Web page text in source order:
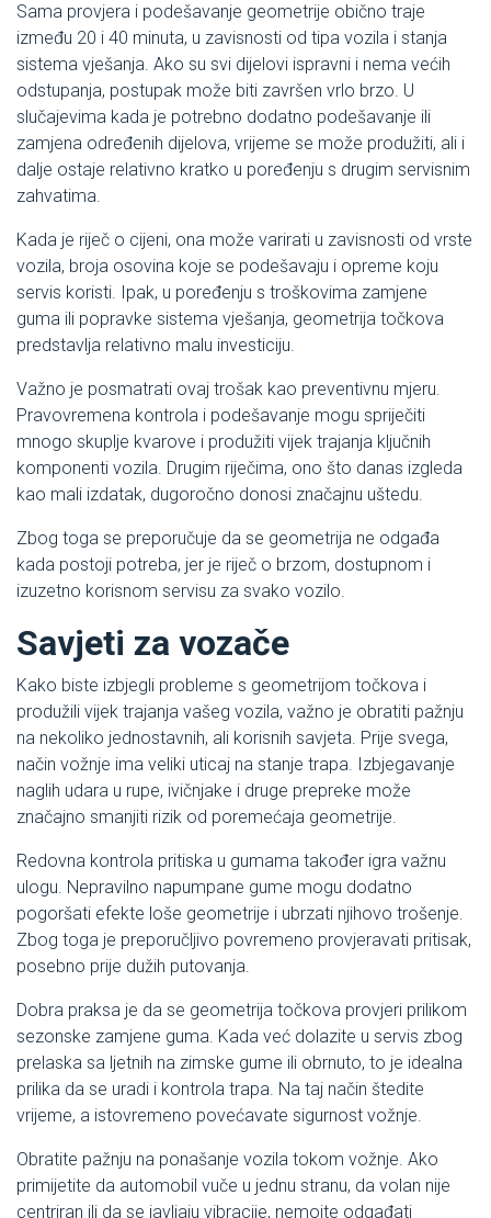
Sama provjera i podešavanje geometrije obično traje
između 20 i 40 minuta, u zavisnosti od tipa vozila i stanja
sistema vješanja. Ako su svi dijelovi ispravni i nema većih
odstupanja, postupak može biti završen vrlo brzo. U
slučajevima kada je potrebno dodatno podešavanje ili
zamjena određenih dijelova, vrijeme se može produžiti, ali i
dalje ostaje relativno kratko u poređenju s drugim servisnim
zahvatima.
Kada je riječ o cijeni, ona može varirati u zavisnosti od vrste
vozila, broja osovina koje se podešavaju i opreme koju
servis koristi. Ipak, u poređenju s troškovima zamjene
guma ili popravke sistema vješanja, geometrija točkova
predstavlja relativno malu investiciju.
Važno je posmatrati ovaj trošak kao preventivnu mjeru.
Pravovremena kontrola i podešavanje mogu spriječiti
mnogo skuplje kvarove i produžiti vijek trajanja ključnih
komponenti vozila. Drugim riječima, ono što danas izgleda
kao mali izdatak, dugoročno donosi značajnu uštedu.
Zbog toga se preporučuje da se geometrija ne odgađa
kada postoji potreba, jer je riječ o brzom, dostupnom i
izuzetno korisnom servisu za svako vozilo.
Savjeti za vozače
Kako biste izbjegli probleme s geometrijom točkova i
produžili vijek trajanja vašeg vozila, važno je obratiti pažnju
na nekoliko jednostavnih, ali korisnih savjeta. Prije svega,
način vožnje ima veliki uticaj na stanje trapa. Izbjegavanje
naglih udara u rupe, ivičnjake i druge prepreke može
značajno smanjiti rizik od poremećaja geometrije.
Redovna kontrola pritiska u gumama također igra važnu
ulogu. Nepravilno napumpane gume mogu dodatno
pogoršati efekte loše geometrije i ubrzati njihovo trošenje.
Zbog toga je preporučljivo povremeno provjeravati pritisak,
posebno prije dužih putovanja.
Dobra praksa je da se geometrija točkova provjeri prilikom
sezonske zamjene guma. Kada već dolazite u servis zbog
prelaska sa ljetnih na zimske gume ili obrnuto, to je idealna
prilika da se uradi i kontrola trapa. Na taj način štedite
vrijeme, a istovremeno povećavate sigurnost vožnje.
Obratite pažnju na ponašanje vozila tokom vožnje. Ako
primijetite da automobil vuče u jednu stranu, da volan nije
centriran ili da se javljaju vibracije, nemojte odgađati